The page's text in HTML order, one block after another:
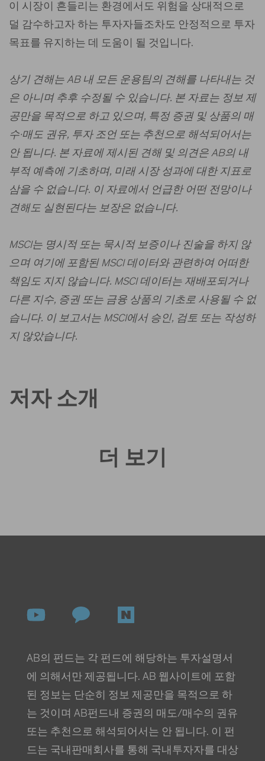
이 시장이 흔들리는 환경에서도 위험을 상대적으로
덜 감수하고자 하는 투자자들조차도 안정적으로 투자
목표를 유지하는 데 도움이 될 것입니다.
상기 견해는 AB 내 모든 운용팀의 견해를 나타내는 것
은 아니며 추후 수정될 수 있습니다. 본 자료는 정보 제
공만을 목적으로 하고 있으며, 특정 증권 및 상품의 매
수∙매도 권유, 투자 조언 또는 추천으로 해석되어서는
안 됩니다. 본 자료에 제시된 견해 및 의견은 AB의 내
부적 예측에 기초하며, 미래 시장 성과에 대한 지표로
삼을 수 없습니다. 이 자료에서 언급한 어떤 전망이나
견해도 실현된다는 보장은 없습니다.
MSCI는 명시적 또는 묵시적 보증이나 진술을 하지 않
으며 여기에 포함된 MSCI 데이터와 관련하여 어떠한
책임도 지지 않습니다. MSCI 데이터는 재배포되거나
다른 지수, 증권 또는 금융 상품의 기초로 사용될 수 없
습니다. 이 보고서는 MSCI에서 승인, 검토 또는 작성하
지 않았습니다.
저자 소개
더 보기
AB의 펀드는 각 펀드에 해당하는 투자설명서
에 의해서만 제공됩니다. AB 웹사이트에 포함
된 정보는 단순히 정보 제공만을 목적으로 하
는 것이며 AB펀드내 증권의 매도/매수의 권유
또는 추천으로 해석되어서는 안 됩니다. 이 펀
드는 국내판매회사를 통해 국내투자자를 대상